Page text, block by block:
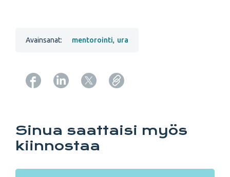
Avainsanat: mentorointi, ura
Sinua saattaisi myös
kiinnostaa